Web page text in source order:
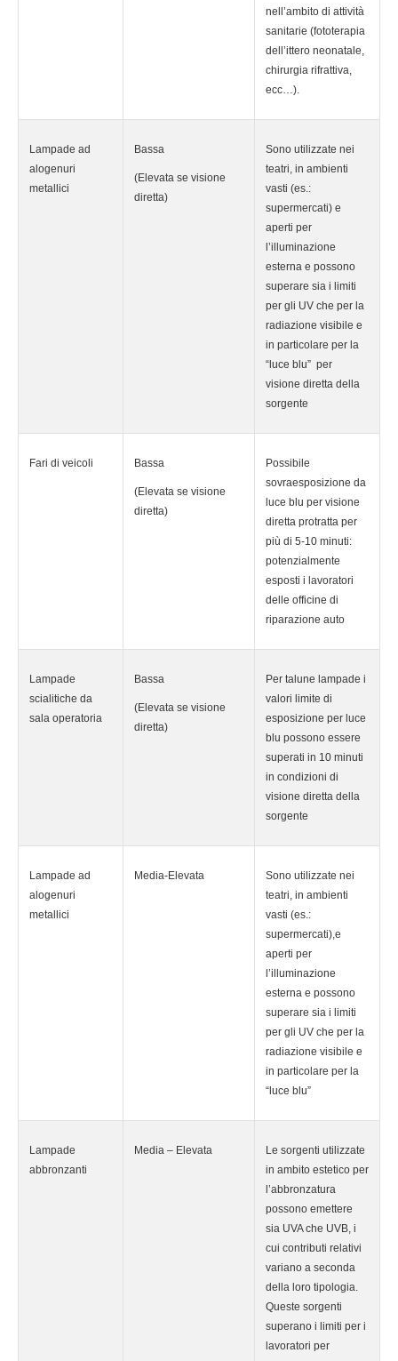
nell’ambito di attività
sanitarie (fototerapia
dell’ittero neonatale,
chirurgia rifrattiva,
ecc…).
Lampade ad
alogenuri
metallici
Bassa
(Elevata se visione
diretta)
Sono utilizzate nei
teatri, in ambienti
vasti (es.:
supermercati) e
aperti per
l’illuminazione
esterna e possono
superare sia i limiti
per gli UV che per la
radiazione visibile e
in particolare per la
“luce blu” per
visione diretta della
sorgente
Fari di veicoli Bassa
(Elevata se visione
diretta)
Possibile
sovraesposizione da
luce blu per visione
diretta protratta per
più di 5-10 minuti:
potenzialmente
esposti i lavoratori
delle officine di
riparazione auto
Lampade
scialitiche da
sala operatoria
Bassa
(Elevata se visione
diretta)
Per talune lampade i
valori limite di
esposizione per luce
blu possono essere
superati in 10 minuti
in condizioni di
visione diretta della
sorgente
Lampade ad
alogenuri
metallici
Media-Elevata
Sono utilizzate nei
teatri, in ambienti
vasti (es.:
supermercati),e
aperti per
l’illuminazione
esterna e possono
superare sia i limiti
per gli UV che per la
radiazione visibile e
in particolare per la
“luce blu”
Lampade
abbronzanti
Media – Elevata
Le sorgenti utilizzate
in ambito estetico per
l’abbronzatura
possono emettere
sia UVA che UVB, i
cui contributi relativi
variano a seconda
della loro tipologia.
Queste sorgenti
superano i limiti per i
lavoratori per